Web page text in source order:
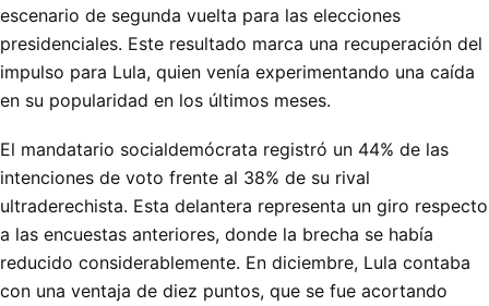
escenario de segunda vuelta para las elecciones
presidenciales. Este resultado marca una recuperación del
impulso para Lula, quien venía experimentando una caída
en su popularidad en los últimos meses.
El mandatario socialdemócrata registró un 44% de las
intenciones de voto frente al 38% de su rival
ultraderechista. Esta delantera representa un giro respecto
a las encuestas anteriores, donde la brecha se había
reducido considerablemente. En diciembre, Lula contaba
con una ventaja de diez puntos, que se fue acortando